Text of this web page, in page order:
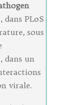
dans PLoS
sous
dans un
virale.